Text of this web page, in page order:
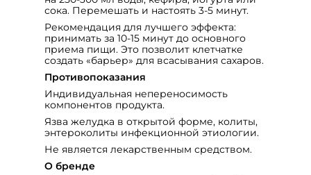
сока. Перемешать и настоять 3-5 минут.
Рекомендация для лучшего эффекта:
принимать за 10-15 минут до основного
приема пищи. Это позволит клетчатке
создать «барьер» для всасывания сахаров.
Противопоказания
Индивидуальная непереносимость
компонентов продукта.
Язва желудка в открытой форме, колиты,
энтероколиты инфекционной этиологии.
Не является лекарственным средством.
О бренде